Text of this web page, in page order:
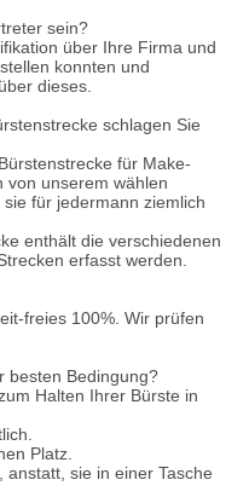
sein?
über Ihre Firma und
konnten und
dieses.
schlagen Sie
für Make-
von unserem wählen
für jedermann ziemlich
enthält die verschiedenen
erfasst werden.
freies 100%. Wir prüfen
besten Bedingung?
Halten Ihrer Bürste in
Platz.
sie in einer Tasche